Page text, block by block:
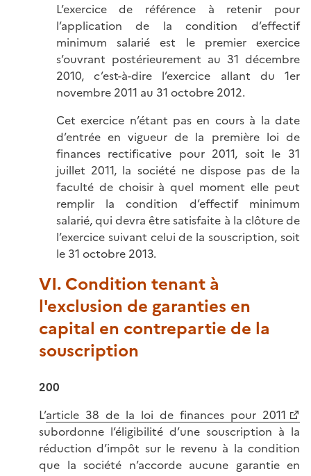
L’exercice de référence à retenir pour
l’application de la condition d’effectif
minimum salarié est le premier exercice
s’ouvrant postérieurement au 31 décembre
2010, c’est-à-dire l’exercice allant du 1er
novembre 2011 au 31 octobre 2012.
Cet exercice n’étant pas en cours à la date
d’entrée en vigueur de la première loi de
finances rectificative pour 2011, soit le 31
juillet 2011, la société ne dispose pas de la
faculté de choisir à quel moment elle peut
remplir la condition d’effectif minimum
salarié, qui devra être satisfaite à la clôture de
l’exercice suivant celui de la souscription, soit
le 31 octobre 2013.
VI. Condition tenant à
l'exclusion de garanties en
capital en contrepartie de la
souscription
200
L’article 38 de la loi de finances pour 2011
subordonne l’éligibilité d’une souscription à la
réduction d’impôt sur le revenu à la condition
que la société n’accorde aucune garantie en